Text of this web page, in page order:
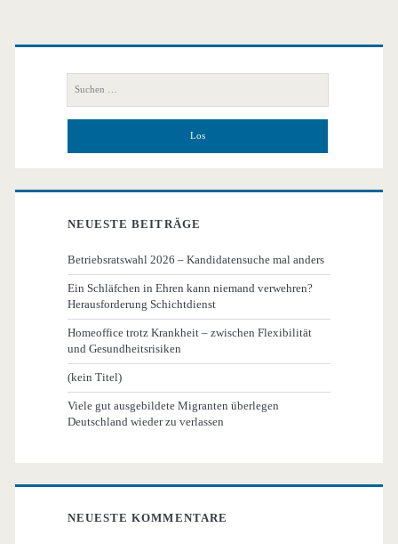
Primäre
Seitenleiste
nach:
NEUESTE BEITRÄGE
Betriebsratswahl 2026 – Kandidatensuche mal anders
Ein Schläfchen in Ehren kann niemand verwehren?
Herausforderung Schichtdienst
Homeoffice trotz Krankheit – zwischen Flexibilität
und Gesundheitsrisiken
(kein Titel)
Viele gut ausgebildete Migranten überlegen
Deutschland wieder zu verlassen
NEUESTE KOMMENTARE